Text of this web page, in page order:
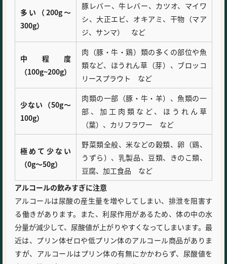
多い（200g～
300g）
豚レバー、牛レバー、カツオ、マイワ
シ、大正エビ、オキアミ、干物（マア
ジ、サンマ） など
中程度
（100g~200g）
肉（豚・牛・鶏）類の多くの部位や魚
類など、ほうれん草（芽）、ブロッコ
リースプラウト など
少ない（50g～
100g）
肉類の一部（豚・牛・羊）、魚類の一
部、加工肉類など、ほうれん草
（葉）、カリフラワー など
極めて少ない
（0g～50g）
野菜類全般、米などの穀類、卵（鶏、
うずら）、乳製品、豆類、きのこ類、
豆腐、加工食品 など
アルコールの飲みすぎに注意
アルコールは尿酸の産生量を増やしてしまい、排泄を阻害す
る働きがあります。また、利尿作用があるため、体の中の水
分量が減少して、尿酸値が上がりやすくなってしまいます。最
近は、プリン体ゼロや低プリン体のアルコール商品がありま
すが、アルコールはプリン体の有無にかかわらず、尿酸値を